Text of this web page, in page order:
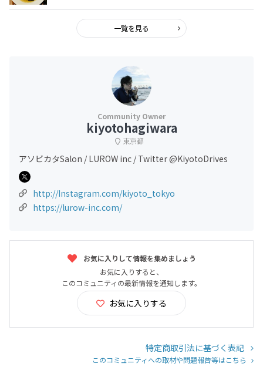
一覧を見る
kiyotohagiwara
東京都
アソビカタSalon / LUROW inc / Twitter @KiyotoDrives
http://Instagram.com/kiyoto_tokyo
https://lurow-inc.com/
お気に入りして情報を集めましょう
お気に入りすると、
このコミュニティの最新情報を通知します。
お気に入りする
特定商取引法に基づく表記
このコミュニティへの取材や問題報告等はこちら